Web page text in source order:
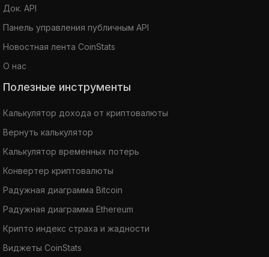
Док. API
Панель управления публичным API
Новостная лента CoinStats
О нас
Полезные инструменты
Калькулятор дохода от криптовалюты
Вернуть калькулятор
Калькулятор временных потерь
Конвертер криптовалюты
Радужная диаграмма Bitcoin
Радужная диаграмма Ethereum
Крипто индекс страха и жадности
Виджеты CoinStats